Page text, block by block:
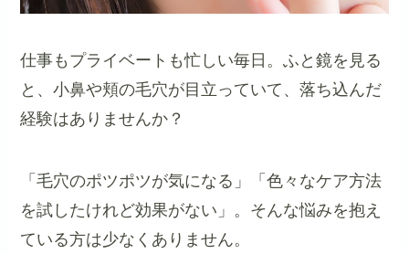
仕事もプライベートも忙しい毎日。ふと鏡を見る
と、小鼻や頬の毛穴が目立っていて、落ち込んだ
経験はありませんか？
「毛穴のポツポツが気になる」「色々なケア方法
を試したけれど効果がない」。そんな悩みを抱え
ている方は少なくありません。